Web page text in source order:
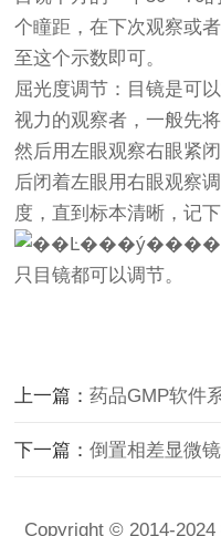
个瞳距，在下次观察或
至这个示数即可。
屈光度调节：目镜是可
视力的观察者，一般先
然后用左眼观察右眼紧
后闭着左眼用右眼观察
度，直到标本清晰，记
只目镜都可以调节。
上一篇：药品GMP软件系统厂
下一篇：倒置相差显微镜与
Copyright © 2014-